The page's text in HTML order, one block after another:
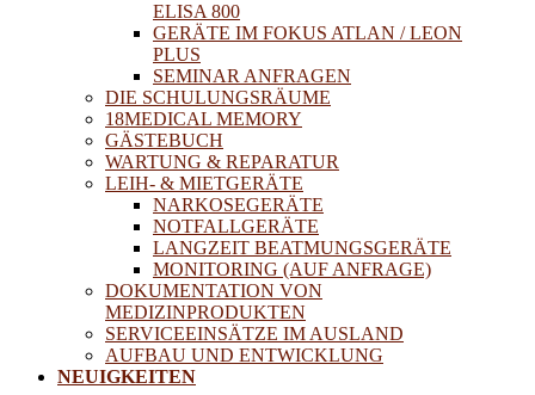
ELISA 800
GERÄTE IM FOKUS ATLAN / LEON
PLUS
SEMINAR ANFRAGEN
DIE SCHULUNGSRÄUME
18MEDICAL MEMORY
GÄSTEBUCH
WARTUNG & REPARATUR
LEIH- & MIETGERÄTE
NARKOSEGERÄTE
NOTFALLGERÄTE
LANGZEIT BEATMUNGSGERÄTE
MONITORING (AUF ANFRAGE)
DOKUMENTATION VON
MEDIZINPRODUKTEN
SERVICEEINSÄTZE IM AUSLAND
AUFBAU UND ENTWICKLUNG
NEUIGKEITEN